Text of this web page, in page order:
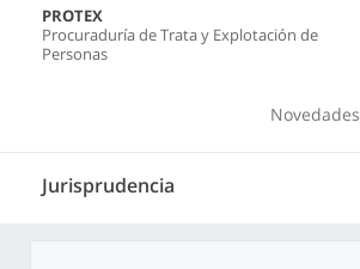
PROTEX
Procuraduría de Trata y Explotación de
Personas
Novedades
Jurisprudencia